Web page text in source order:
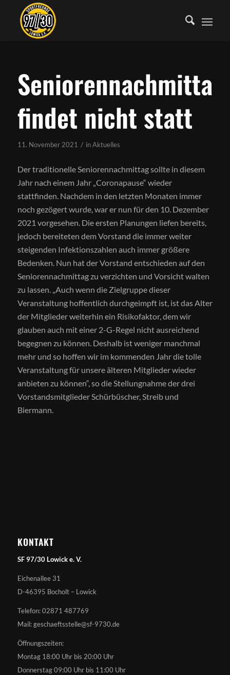
Seniorennachmittag
findet nicht statt
11. November 2021 / inAktuelles
Der traditionelle Seniorennachmittag sollte in diesem
Jahr nach einem Jahr „Coronapause“ wieder
stattfinden. Nachdem in den letzten Monaten immer
noch gezögert wurde, war er nun für den 10. Dezember
2021 vorgesehen. Die ersten Planungen liefen bereits,
jedoch bereiteten dem Vorstand die immer weiter
steigenden Infektionszahlen auch immer größere
Bedenken. Nun hat der Vorstand entschieden auf den
Seniorennachmittag zu verzichten und Vorsicht walten
zu lassen. „Auch wenn die Zielgruppe dieser
Veranstaltung hoffentlich durchgeimpft ist, ist das Alter
der Mitglieder weiterhin ein Risikofaktor, dem wir
glauben auch mit einer 2-G-Regel nicht ausreichend
begegnen zu können. Deshalb ist weniger manchmal
mehr und so hoffen wir im kommenden Jahr die tolle
Veranstaltung für unsere älteren Mitglieder wieder
anbieten zu können“, so die Stellungnahme der drei
Vorstandsmitglieder Schürbüscher, Streib und
Biermann.
KONTAKT
SF 97/30 Lowick e. V.
Eichenallee 31
D-46395 Bocholt – Lowick
Telefon: 02871 487769
Mail: geschaeftsstelle@sf-9730.de
Öffnungszeiten:
Montag 18:00 Uhr bis 20:00 Uhr
Donnerstag 09:00 Uhr bis 11:00 Uhr